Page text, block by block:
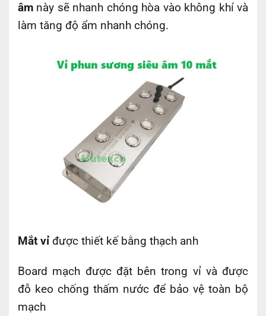
âm này sẽ nhanh chóng hòa vào không khí và
làm tăng độ ẩm nhanh chóng.
Mắt vỉ được thiết kế bằng thạch anh
Board mạch được đặt bên trong vỉ và được
đỗ keo chống thấm nước để bảo vệ toàn bộ
mạch